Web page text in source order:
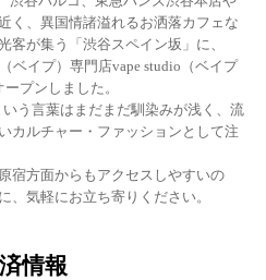
く、異国情諸溢れるお洒落カフェな
客が集う「渋谷スペイン坂」に、
ベイプ）専門店vape studio（ベイプ
プンしました。
う言葉はまだまだ馴染みが浅く、流
カルチャー・ファッションとして注
宿方面からもアクセスしやすいの
、気軽にお立ち寄りください。
情報